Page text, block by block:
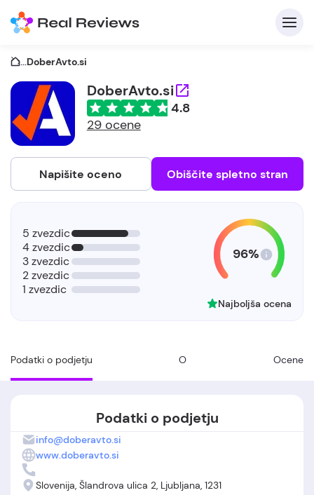
...DoberAvto.si
DoberAvto.si
4.8
29 ocene
Napišite oceno Obiščite spletno stran
Podatki o podjetju O Ocene
5 zvezdic
4 zvezdic
3 zvezdic
2 zvezdic
1 zvezdic
96%
Najboljša ocena
Podatki o podjetju
info@doberavto.si
www.doberavto.si
Slovenija, Šlandrova ulica 2, Ljubljana, 1231